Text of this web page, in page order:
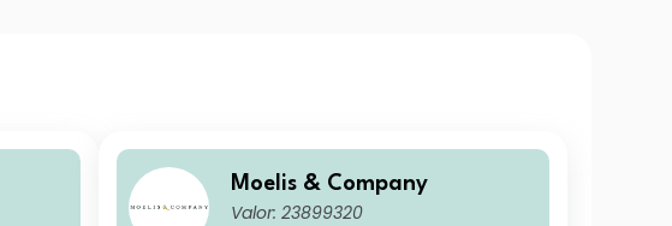
Moelis & Company
Valor: 23899320